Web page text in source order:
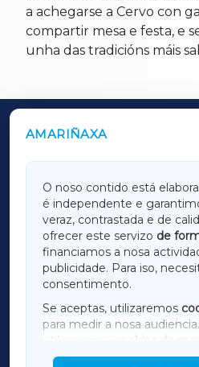
a achegarse a Cervo con
compartir mesa e festa, e
unha das tradicións máis
AMARIÑAXA
O noso contido está
é independente e
veraz, contrastada e de
ofrecer este servizo de
financiamos a nosa
publicidade. Para iso,
consentimento.
Se aceptas, utilizaremos
para medir a nosa
utilizaremos
cookies de
mostrar publicidade de
OUTROS PERIÓDICOS